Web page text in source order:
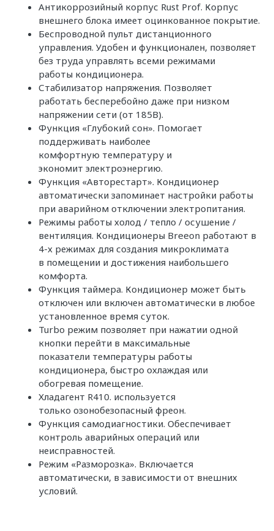
Антикоррозийный корпус Rust Prof. Корпус
внешнего блока имеет оцинкованное покрытие.
Беспроводной пульт дистанционного
управления. Удобен и функционален, позволяет
без труда управлять всеми режимами
работы кондиционера.
Стабилизатор напряжения. Позволяет
работать бесперебойно даже при низком
напряжении сети (от 185В).
Функция «Глубокий сон». Помогает
поддерживать наиболее
комфортную температуру и
экономит электроэнергию.
Функция «Авторестарт». Кондиционер
автоматически запоминает настройки работы
при аварийном отключении электропитания.
Режимы работы холод / тепло / осушение /
вентиляция. Кондиционеры Breeon работают в
4-х режимах для создания микроклимата
в помещении и достижения наибольшего
комфорта.
Функция таймера. Кондиционер может быть
отключен или включен автоматически в любое
установленное время суток.
Turbo режим позволяет при нажатии одной
кнопки перейти в максимальные
показатели температуры работы
кондиционера, быстро охлаждая или
обогревая помещение.
Хладагент R410. используется
только озонобезопасный фреон.
Функция самодиагностики. Обеспечивает
контроль аварийных операций или
неисправностей.
Режим «Разморозка». Включается
автоматически, в зависимости от внешних
условий.